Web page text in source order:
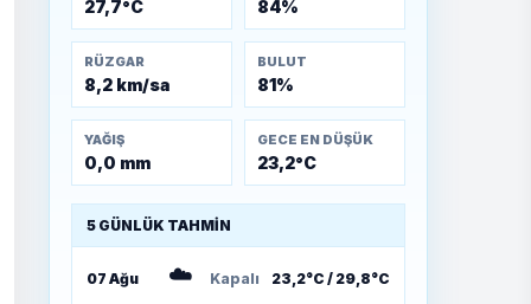
27,7°C 84%
RÜZGAR
8,2 km/sa
BULUT
81%
YAĞIŞ
0,0 mm
GECE EN DÜŞÜK
23,2°C
5 GÜNLÜK TAHMIN
07 Ağu ☁️ Kapalı 23,2°C / 29,8°C